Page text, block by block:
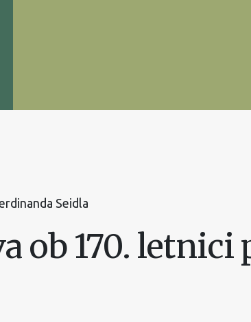
Seidla
ob 170. letnici